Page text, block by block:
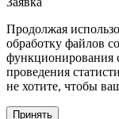
Продолжая
обработку файлов
функционирования
проведения
не хотите, чтобы
Принять